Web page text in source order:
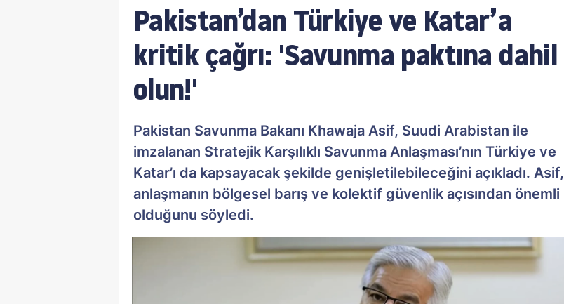
Pakistan’dan Türkiye ve Katar’a
kritik çağrı: 'Savunma paktına dahil
olun!'
Pakistan Savunma Bakanı Khawaja Asif, Suudi Arabistan ile
imzalanan Stratejik Karşılıklı Savunma Anlaşması’nın Türkiye ve
Katar’ı da kapsayacak şekilde genişletilebileceğini açıkladı. Asif,
anlaşmanın bölgesel barış ve kolektif güvenlik açısından önemli
olduğunu söyledi.